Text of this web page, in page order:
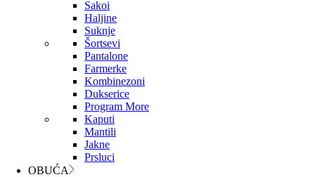
Sakoi
Haljine
Suknje
Šortsevi
Pantalone
Farmerke
Kombinezoni
Dukserice
Program More
Kaputi
Mantili
Jakne
Prsluci
OBUĆA